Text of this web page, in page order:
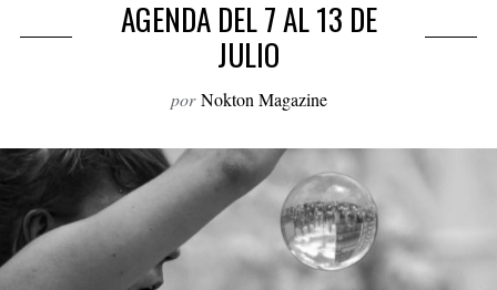
c
h
:
AGENDA DEL 7 AL 13 DE
JULIO
por Nokton Magazine